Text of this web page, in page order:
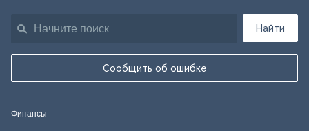
Найти
Сообщить об ошибке
Финансы